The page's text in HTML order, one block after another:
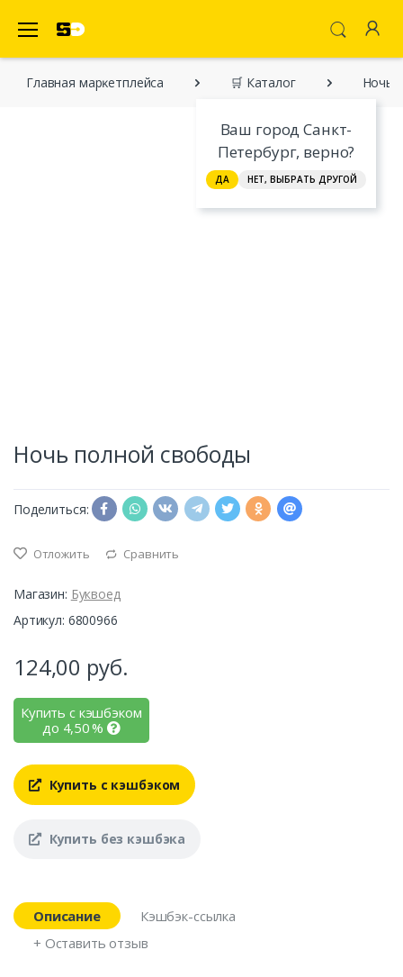
Ваш город Санкт-
Петербург, верно?
ДА НЕТ, ВЫБРАТЬ ДРУГОЙ
Главная марĸетплейса 🛒 Каталог Ночь
Ночь полной свободы
Поделиться:
Отложить Сравнить
Магазин: Буквоед
Артикул: 6800966
124,00 руб.
Купить с кэшбэком
до 4,50%
Купить с кэшбэком
Купить без кэшбэка
Описание
Кэшбэк-ссылка
+ Оставить отзыв